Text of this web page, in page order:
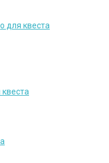
для квеста